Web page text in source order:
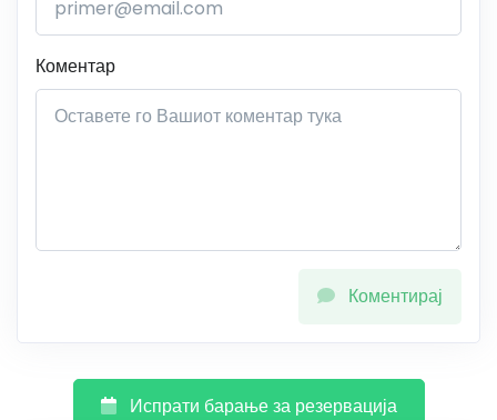
Коментар
Коментирај
Испрати барање за резервација